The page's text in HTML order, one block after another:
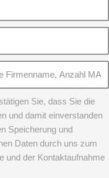
Sie, dass Sie die
und damit einverstanden
Speicherung und
Daten durch uns zum
und der Kontaktaufnahme